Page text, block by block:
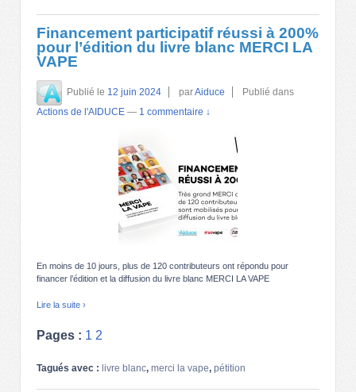
Financement participatif réussi à 200%
pour l’édition du livre blanc MERCI LA
VAPE
Publié le 12 juin 2024 parAiduce
Publié dans
Actions de l'AIDUCE — 1 commentaire ↓
En moins de 10 jours, plus de 120 contributeurs ont répondu pour
financer l’édition et la diffusion du livre blanc MERCI LA VAPE
Lire la suite ›
Pages : 1 2
Tagués avec : livre blanc, merci la vape, pétition